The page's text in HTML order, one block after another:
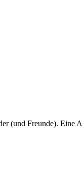
Freunde). Eine